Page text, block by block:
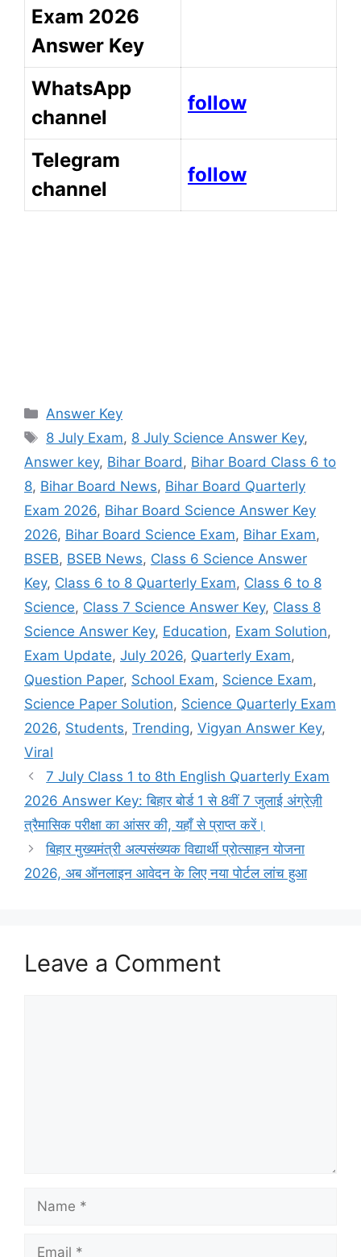
Exam 2026
Answer Key
WhatsApp
channel
follow
Telegram
channel
follow
Categories
Answer Key
Tags
8 July Exam, 8 July Science Answer Key,
Answer key, Bihar Board , Bihar Board Class 6 to
8, Bihar Board News, Bihar Board Quarterly
Exam 2026, Bihar Board Science Answer Key
2026, Bihar Board Science Exam, Bihar Exam,
BSEB, BSEB News, Class 6 Science Answer
Key, Class 6 to 8 Quarterly Exam, Class 6 to 8
Science, Class 7 Science Answer Key, Class 8
Science Answer Key, Education, Exam Solution,
Exam Update, July 2026, Quarterly Exam,
Question Paper, School Exam, Science Exam,
Science Paper Solution, Science Quarterly Exam
2026, Students, Trending, Vigyan Answer Key,
Viral
7 July Class 1 to 8th English Quarterly Exam
2026 Answer Key: बिहार बोर्ड 1 से 8वीं 7 जुलाई अंग्रेज़ी
त्रैमासिक परीक्षा का आंसर की, यहाँ से प्राप्त करें।
बिहार मुख्यमंत्री अल्पसंख्यक विद्यार्थी प्रोत्साहन योजना
2026, अब ऑनलाइन आवेदन के लिए नया पोर्टल लांच हुआ
Leave a Comment